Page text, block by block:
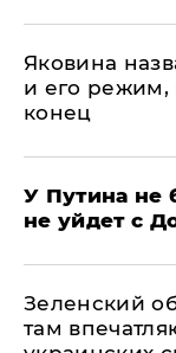
Яковина
и его режим,
конец
У Путина не
не уйдет с
Зеленский
там